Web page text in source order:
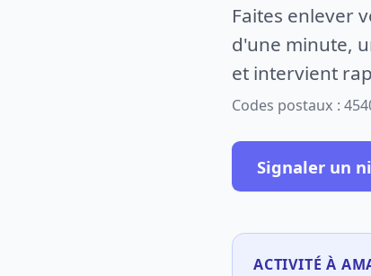
Faites enlever
d'une minute,
et intervient
Codes postaux :
Signaler un
ACTIVITÉ À